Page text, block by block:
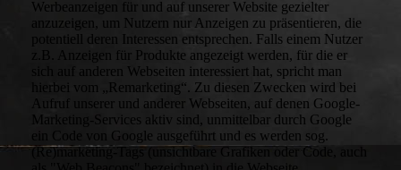
Werbeanzeigen für und auf unserer Website gezielter
anzuzeigen, um Nutzern nur Anzeigen zu präsentieren, die
potentiell deren Interessen entsprechen. Falls einem Nutzer
z.B. Anzeigen für Produkte angezeigt werden, für die er
sich auf anderen Webseiten interessiert hat, spricht man
hierbei vom „Remarketing“. Zu diesen Zwecken wird bei
Aufruf unserer und anderer Webseiten, auf denen Google-
Marketing-Services aktiv sind, unmittelbar durch Google
ein Code von Google ausgeführt und es werden sog.
(Re)marketing-Tags (unsichtbare Grafiken oder Code, auch